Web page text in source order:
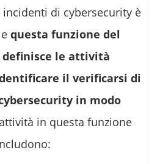
di cybersecurity è
questa funzione del
definisce le attività
il verificarsi di
in modo
in questa funzione